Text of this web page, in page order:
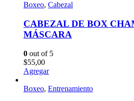
Boxeo, Cabezal
CABEZAL DE BOX
MÁSCARA
0 out of 5
$55,00
Agregar
Boxeo, Entrenamiento